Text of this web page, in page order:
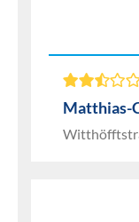
Matthias-